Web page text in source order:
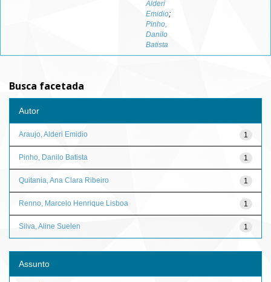
Alderi
Emidio;
Pinho,
Danilo
Batista
Busca facetada
Autor
1
Araujo, Alderi Emidio
1
Pinho, Danilo Batista
1
Quitania, Ana Clara Ribeiro
1
Renno, Marcelo Henrique Lisboa
1
Silva, Aline Suelen
Assunto